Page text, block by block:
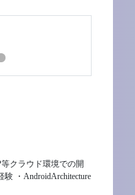
クラウド環境での開
・AndroidArchitecture